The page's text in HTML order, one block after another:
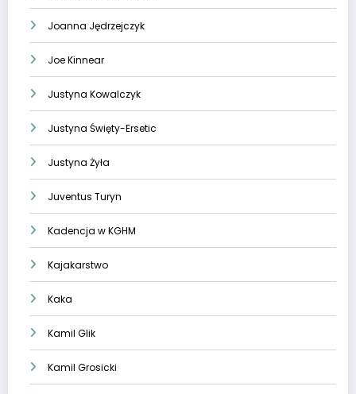
Joanna Jędrzejczyk
Joe Kinnear
Justyna Kowalczyk
Justyna Święty-Ersetic
Justyna Żyła
Juventus Turyn
Kadencja w KGHM
Kajakarstwo
Kaka
Kamil Glik
Kamil Grosicki